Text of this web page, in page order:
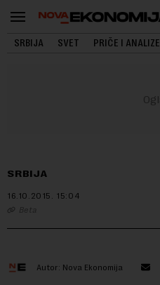
SRBIJA SVET PRIČE I ANALIZE
SRBIJA
16.10.2015. 15:04
Beta
Autor: Nova Ekonomija